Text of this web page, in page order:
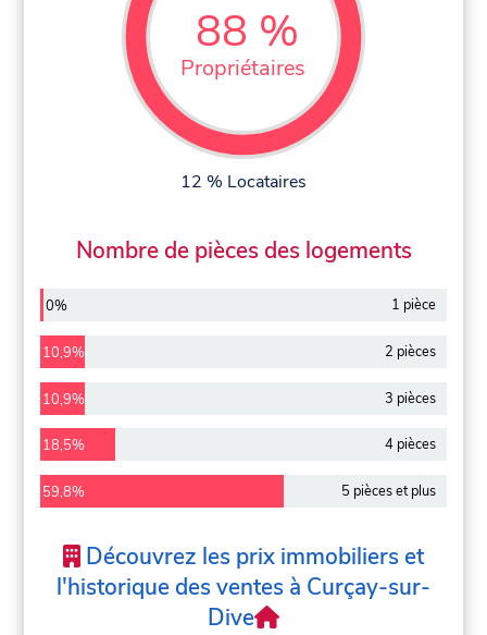
88 %
Propriétaires
12 % Locataires
Nombre de pièces des logements
0% 1 pièce
10,9% 2 pièces
10,9% 3 pièces
18,5% 4 pièces
59,8% 5 pièces et plus
Découvrez les prix immobiliers et
l'historique des ventes à Curçay-sur-
Dive